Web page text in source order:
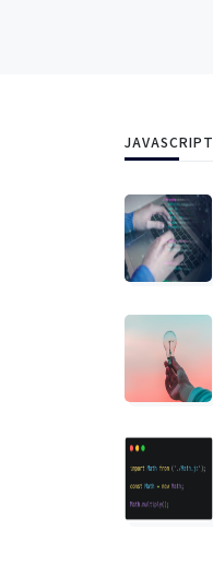
JAVASCRIPT